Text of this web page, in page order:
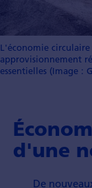
L'économie
approvisionnement
essentielles (Image :
d'une
De